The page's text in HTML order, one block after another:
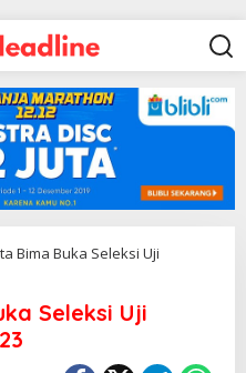
Bima Buka Seleksi Uji
Seleksi Uji